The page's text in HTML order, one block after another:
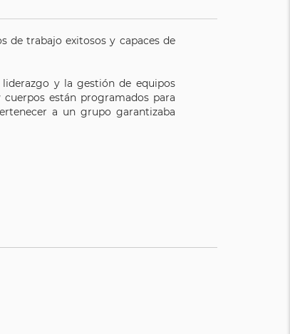
de trabajo exitosos y capaces de
y la gestión de equipos
están programados para
a un grupo garantizaba